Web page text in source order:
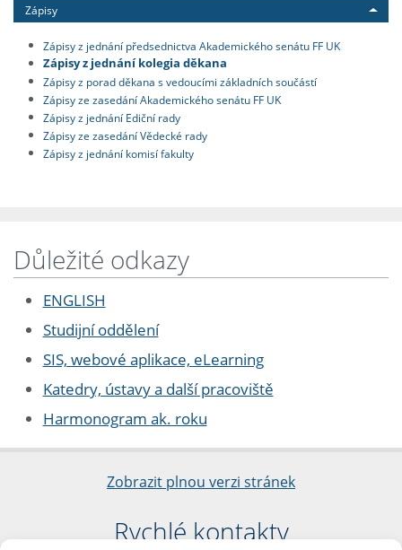
Zápisy
Zápisy z jednání předsednictva Akademického senátu FF UK
Zápisy z jednání kolegia děkana
Zápisy z porad děkana s vedoucími základních součástí
Zápisy ze zasedání Akademického senátu FF UK
Zápisy z jednání Ediční rady
Zápisy ze zasedání Vědecké rady
Zápisy z jednání komisí fakulty
Důležité odkazy
ENGLISH
Studijní oddělení
SIS, webové aplikace, eLearning
Katedry, ústavy a další pracoviště
Harmonogram ak. roku
Zobrazit plnou verzi stránek
Rychlé kontakty